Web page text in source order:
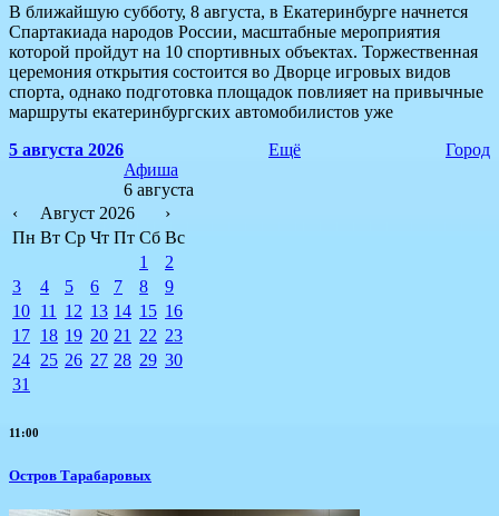
В ближайшую субботу, 8 августа, в Екатеринбурге начнется
Спартакиада народов России, масштабные мероприятия
которой пройдут на 10 спортивных объектах. Торжественная
церемония открытия состоится во Дворце игровых видов
спорта, однако подготовка площадок повлияет на привычные
маршруты екатеринбургских автомобилистов уже
5 августа 2026
Город
Ещё
Афиша
6 августа
‹
Август 2026
›
Пн Вт Ср Чт Пт Сб Вс
1
2
3
4 5 6 7 8
9
10 11 12 13 14 15 16
17 18 19 20 21 22 23
24 25 26 27 28 29 30
31
11:00
Остров Тарабаровых